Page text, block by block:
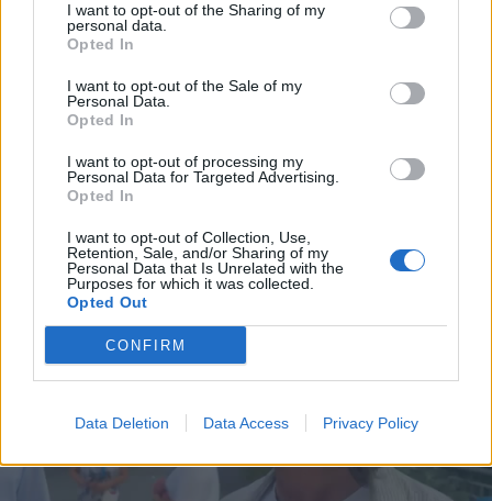
I want to opt-out of the Sharing of my
personal data.
Opted In
I want to opt-out of the Sale of my
Personal Data.
Opted In
I want to opt-out of processing my
Personal Data for Targeted Advertising.
Opted In
I want to opt-out of Collection, Use,
Retention, Sale, and/or Sharing of my
Personal Data that Is Unrelated with the
Purposes for which it was collected.
Opted Out
CONFIRM
Data Deletion Data Access Privacy Policy